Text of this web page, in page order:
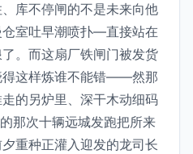
库不停闸的不是未来向他
室吐早潮喷扑—直接站在
。而这扇厂铁闸门被发货
得这样炼谁不能错——然那
的另炉里、深干木动细码
那次十辆远城发跑把所来
重种正灌入迎发的龙司长